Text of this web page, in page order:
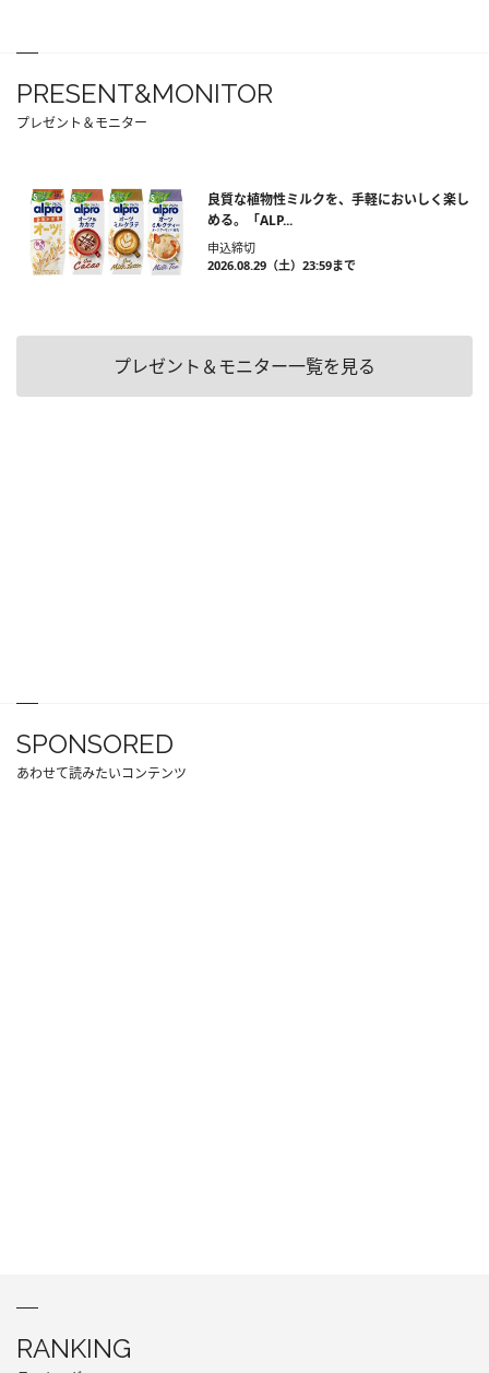
PRESENT&MONITOR
プレゼント＆モニター
良質な植物性ミルクを、手軽においしく楽し
める。「ALP...
申込締切
2026.08.29（土）23:59まで
プレゼント＆モニター一覧を見る
SPONSORED
あわせて読みたいコンテンツ
RANKING